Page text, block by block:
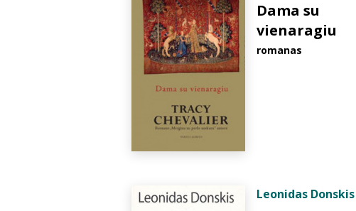
Dama su
vienaragiu
romanas
Leonidas Donskis